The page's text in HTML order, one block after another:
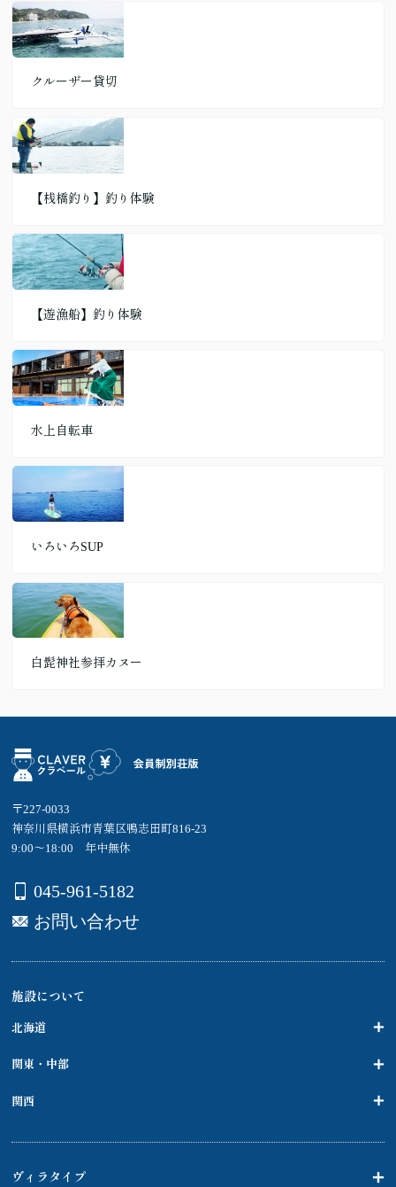
クルーザー貸切
【桟橋釣り】釣り体験
【遊漁船】釣り体験
水上自転車
いろいろSUP
白髭神社参拝カヌー
〒227-0033
神奈川県横浜市青葉区鴨志田町816-23
9:00～18:00 年中無休
045-961-5182
お問い合わせ
施設について
北海道
関東・中部
関西
ヴィラタイプ